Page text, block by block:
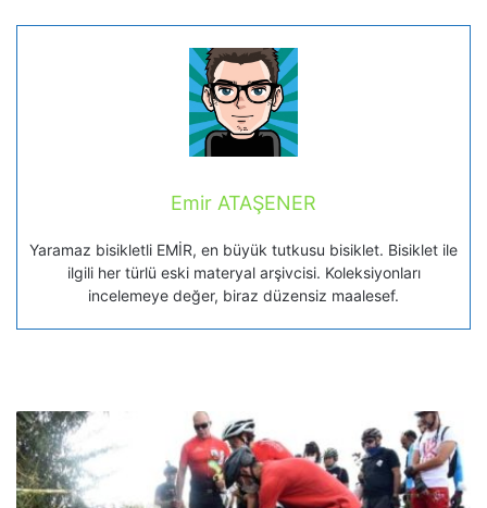
Emir ATAŞENER
Yaramaz bisikletli EMİR, en büyük tutkusu bisiklet. Bisiklet ile
ilgili her türlü eski materyal arşivcisi. Koleksiyonları
incelemeye değer, biraz düzensiz maalesef.